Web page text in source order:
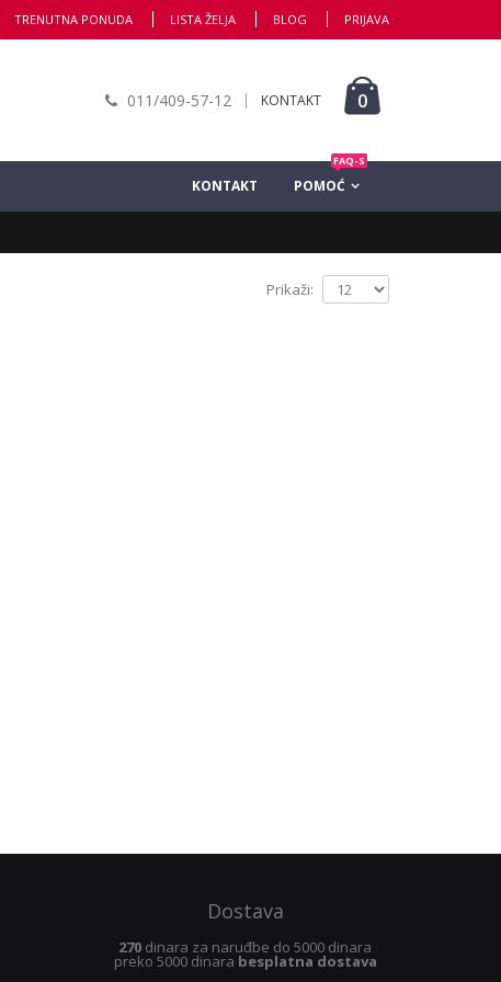
TRENUTNA PONUDA LISTA ŽELJA BLOG PRIJAVA
011/409-57-12 KONTAKT 0
POMOĆ
FAQ-S
KONTAKT
Prikaži:
Dostava
270 dinara za naruđbe do 5000 dinara
preko 5000 dinara besplatna dostava